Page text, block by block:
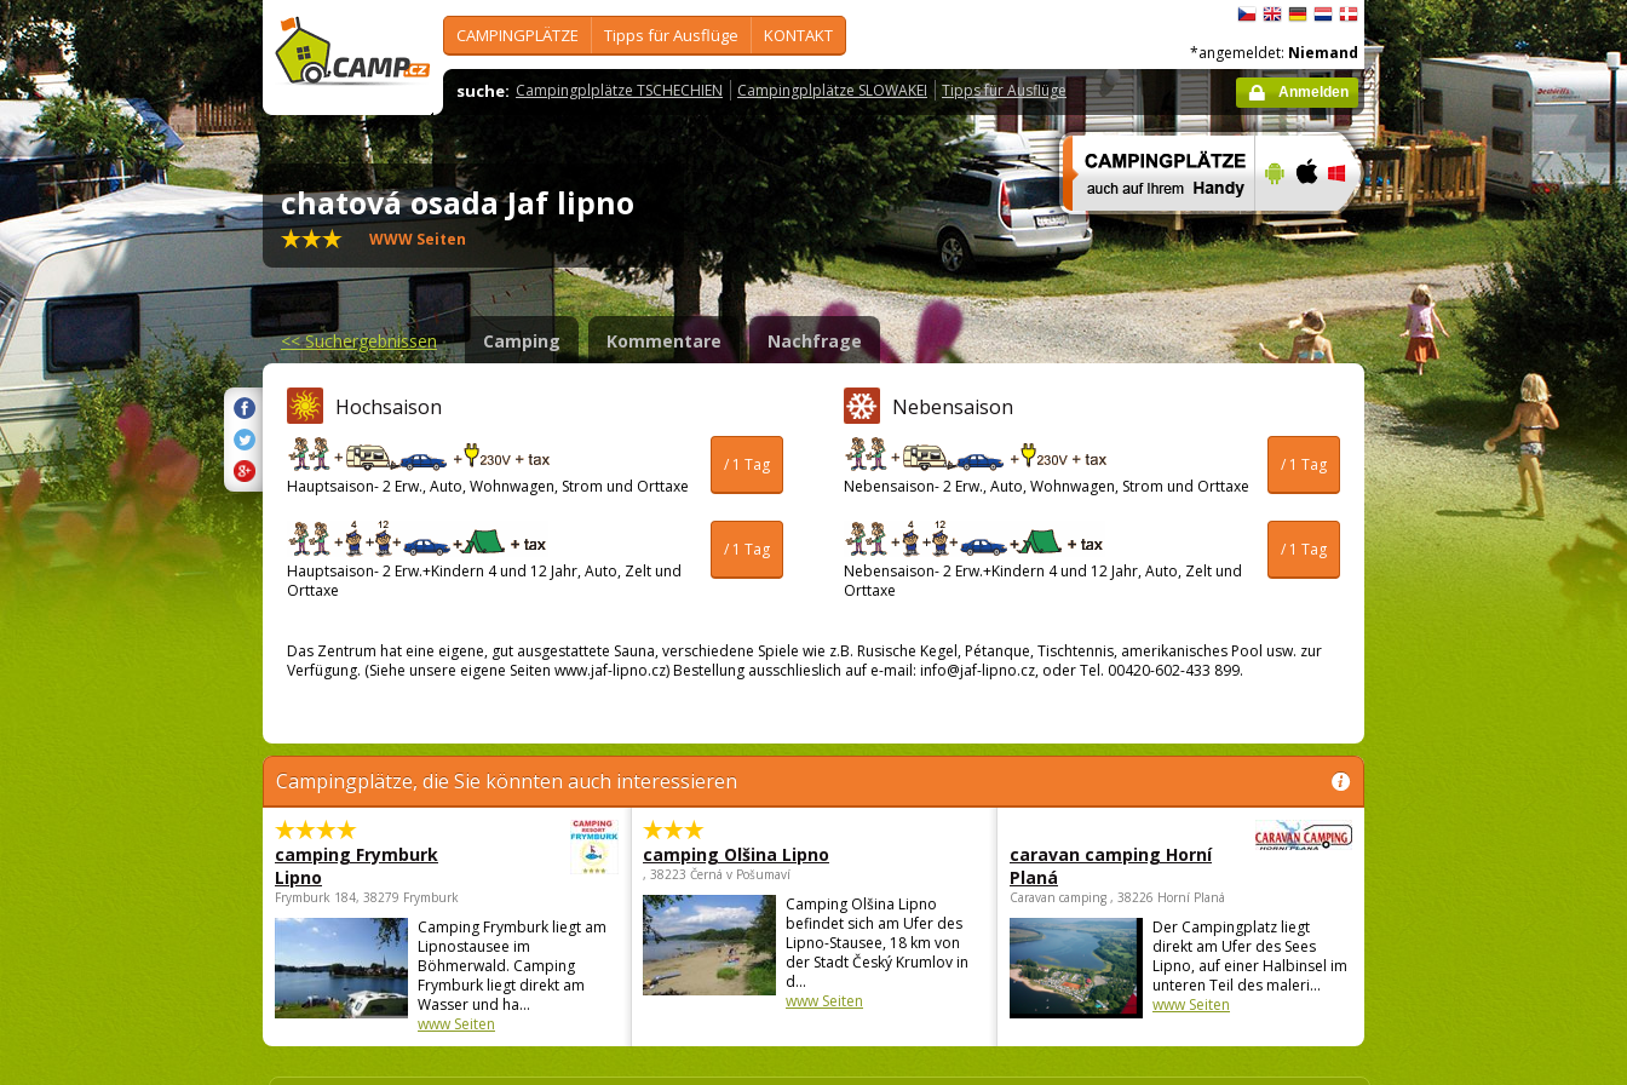
CAMPINGPLÄTZE Tipps für Ausflüge KONTAKT
suche: Campingplplätze TSCHECHIEN Campingplplätze SLOWAKEI Tipps für Ausflüge
*angemeldet: Niemand
Anmelden
chatová osada Jaf lipno
WWW Seiten
<<Suchergebnissen Camping Kommentare Nachfrage
Hochsaison
/ 1 Tag
Hauptsaison- 2 Erw., Auto, Wohnwagen, Strom und Orttaxe
/ 1 Tag
Hauptsaison- 2 Erw.+Kindern 4 und 12 Jahr, Auto, Zelt und
Orttaxe
Nebensaison
/ 1 Tag
Nebensaison- 2 Erw., Auto, Wohnwagen, Strom und Orttaxe
/ 1 Tag
Nebensaison- 2 Erw.+Kindern 4 und 12 Jahr, Auto, Zelt und
Orttaxe
Das Zentrum hat eine eigene, gut ausgestattete Sauna, verschiedene Spiele wie z.B. Rusische Kegel, Pétanque, Tischtennis, amerikanisches Pool usw. zur
Verfügung. (Siehe unsere eigene Seiten www.jaf-lipno.cz) Bestellung ausschlieslich auf e-mail: info@jaf-lipno.cz, oder Tel. 00420-602-433 899.
Campingplätze, die Sie könnten auch interessieren
camping Frymburk
Lipno
Frymburk 184, 38279 Frymburk
Camping Frymburk liegt am
Lipnostausee im
Böhmerwald. Camping
Frymburk liegt direkt am
Wasser und ha...
www Seiten
camping Olšina Lipno
, 38223 Černá v Pošumaví
Camping Olšina Lipno
befindet sich am Ufer des
Lipno-Stausee, 18 km von
der Stadt Český Krumlov in
d...
www Seiten
caravan camping Horní
Planá
Caravan camping , 38226 Horní Planá
Der Campingplatz liegt
direkt am Ufer des Sees
Lipno, auf einer Halbinsel im
unteren Teil des maleri...
www Seiten